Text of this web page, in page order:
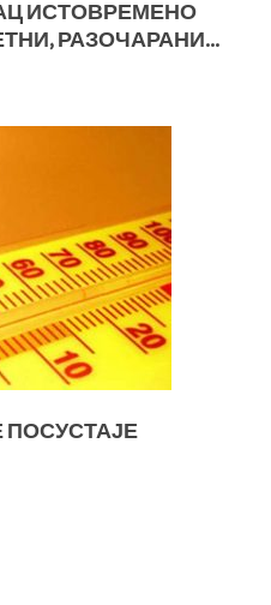
ИСТОВРЕМЕНО
РАЗОЧАРАНИ…
ПОСУСТАЈЕ